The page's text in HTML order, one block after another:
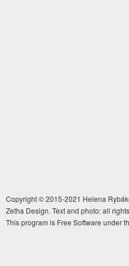
Copyright © 2015-2021 Helena
Zetha Design. Text and photo: all
This program is Free Software under